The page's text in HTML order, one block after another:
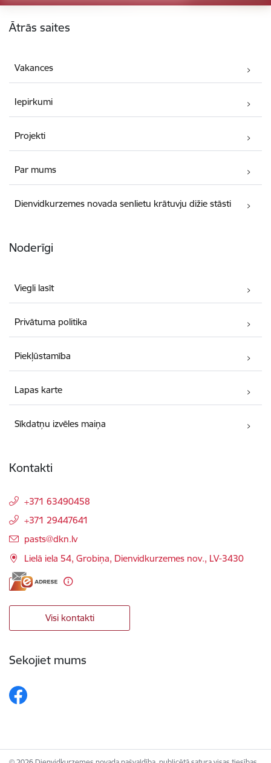
Ātrās saites
Vakances
Iepirkumi
Projekti
Par mums
Dienvidkurzemes novada senlietu krātuvju dižie stāsti
Noderīgi
Viegli lasīt
Privātuma politika
Piekļūstamība
Lapas karte
Sīkdatņu izvēles maiņa
Kontakti
+371 63490458
+371 29447641
E-pasts:
pasts@dkn.lv
Lielā iela 54, Grobiņa, Dienvidkurzemes nov., LV-3430
Visi kontakti
Sekojiet mums